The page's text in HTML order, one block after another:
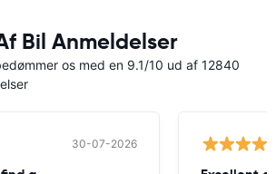
Bil Anmeldelser
os med en 9.1/10 ud af 12840
30-07-2026